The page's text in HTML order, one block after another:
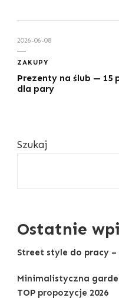
2026-06-08
ZAKUPY
Prezenty na ślub — 15
dla pary
Szukaj
Ostatnie
Street style do pracy
Minimalistyczna
TOP propozycje 2026